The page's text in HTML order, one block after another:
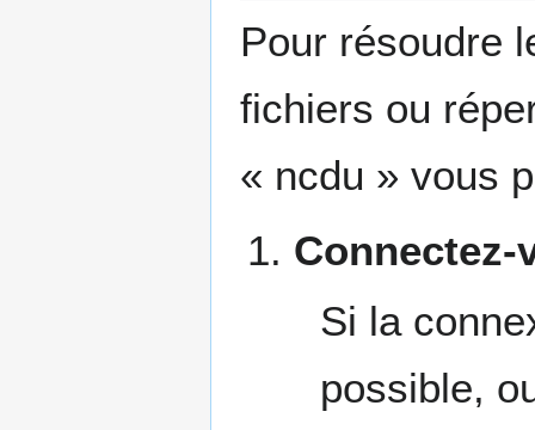
Pour résoudre
fichiers ou
« ncdu » vous
Si la
possible,